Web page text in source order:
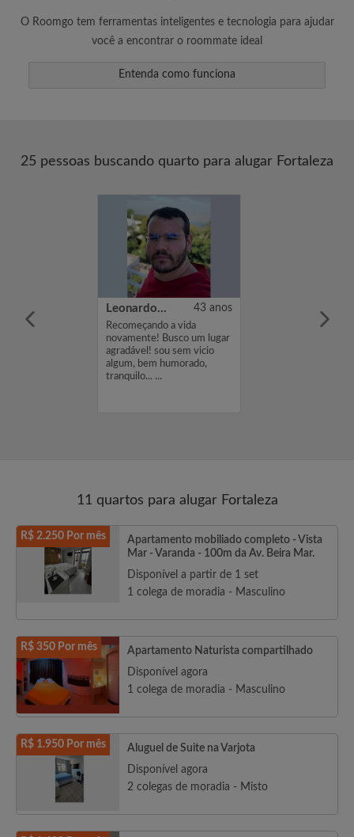
O Roomgo tem ferramentas inteligentes e tecnologia para ajudar
você a encontrar o roommate ideal
Entenda como funciona
25 pessoas buscando quarto para alugar Fortaleza
é Talita,
Leonardo Lemos Vasconcelos de Oliveira 43 anos
Recomeçando a vida
novamente! Busco um lugar
agradável! sou sem vicio
algum, bem humorado,
tranquilo... ...
11 quartos para alugar Fortaleza
R$ 2.250 Por mês
Apartamento mobiliado completo - Vista
Mar - Varanda - 100m da Av. Beira Mar.
Disponível a partir de 1 set
1 colega de moradia - Masculino
R$ 350 Por mês
Apartamento Naturista compartilhado
Disponível agora
1 colega de moradia - Masculino
R$ 1.950 Por mês
Aluguel de Suite na Varjota
Disponível agora
2 colegas de moradia - Misto